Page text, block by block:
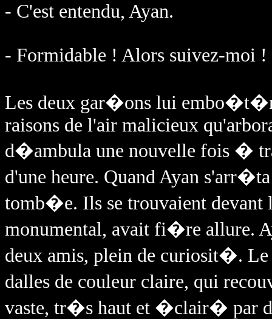
- C'est entendu, Ayan.
- Formidable ! Alors suivez-moi !
Les deux gar�ons lui
raisons de l'air malicieux
d�ambula une nouvelle fois �
d'une heure. Quand Ayan
tomb�e. Ils se trouvaient
monumental, avait fi�re allure.
deux amis, plein de curiosit�.
dalles de couleur claire, qui
vaste, tr�s haut et �clair� par